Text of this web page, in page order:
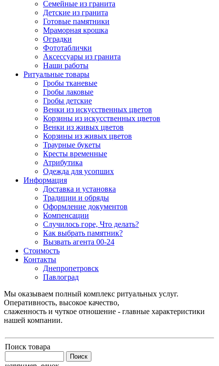
Семейные из гранита
Детские из гранита
Готовые памятники
Мраморная крошка
Оградки
Фототаблички
Аксессуары из гранита
Наши работы
Ритуальные товары
Гробы тканевые
Гробы лаковые
Гробы детские
Венки из искусственных цветов
Корзины из искусственных цветов
Венки из живых цветов
Корзины из живых цветов
Траурные букеты
Кресты временные
Атрибутика
Одежда для усопших
Информация
Доставка и установка
Традиции и обряды
Оформление документов
Компенсации
Случилось горе, Что делать?
Как выбрать памятник?
Вызвать агента 00-24
Стоимость
Контакты
Днепропетровск
Павлоград
Мы оказываем полный комплекс ритуальных услуг.
Оперативность, высокое качество,
слаженность и чуткое отношение - главные характеристики
нашей компании.
Поиск товара